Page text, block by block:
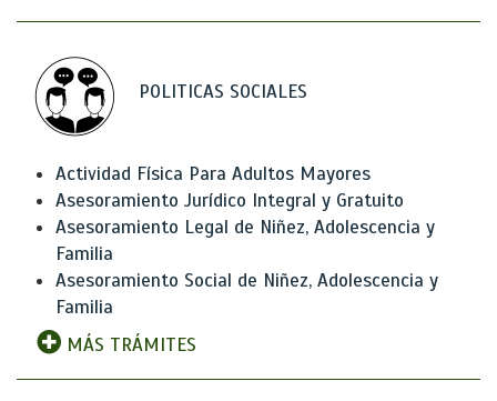
POLITICAS SOCIALES
Actividad Física Para Adultos Mayores
Asesoramiento Jurídico Integral y Gratuito
Asesoramiento Legal de Niñez, Adolescencia y
Familia
Asesoramiento Social de Niñez, Adolescencia y
Familia
MÁS TRÁMITES